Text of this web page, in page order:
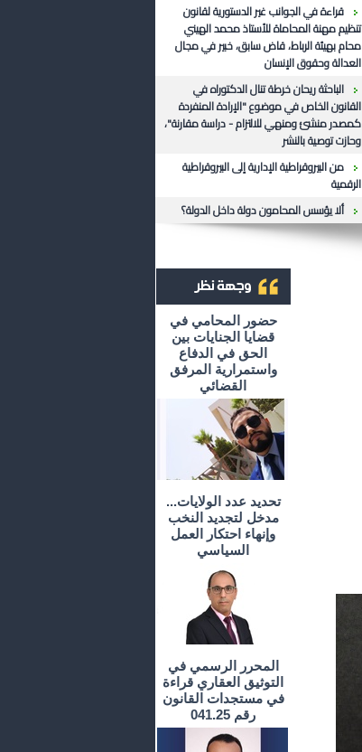
قراءة في الجوانب غير الدستورية لقانون
تنظيم مهنة المحاماة للأستاذ محمد الهيني
محام بهيئة الرباط، قاض سابق، خبير في مجال
العدالة وحقوق الإنسان
الباحثة ريحان خرطة تنال الدكتوراه في
القانون الخاص في موضوع "الإرادة المنفردة
كمصدر منشئ ومنهي للالتزام - دراسة مقارنة"،
وحازت توصية بالنشر
من البيروقراطية الإدارية إلى البيروقراطية
الرقمية
ألا يؤسس المحامون دولة داخل الدولة؟
حضور المحامي في
قضايا الجنايات بين
الحق في الدفاع
واستمرارية المرفق
القضائي
تحديد عدد الولايات...
مدخل لتجديد النخب
وإنهاء احتكار العمل
السياسي
المحرر الرسمي في
التوثيق العقاري قراءة
في مستجدات القانون
رقم 041.25